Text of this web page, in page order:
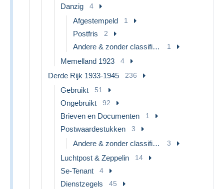
Danzig 4
Afgestempeld 1
Postfris 2
Andere & zonder classificatie 1
Memelland 1923 4
Derde Rijk 1933-1945 236
Gebruikt 51
Ongebruikt 92
Brieven en Documenten 1
Postwaardestukken 3
Andere & zonder classificatie 3
Luchtpost & Zeppelin 14
Se-Tenant 4
Dienstzegels 45